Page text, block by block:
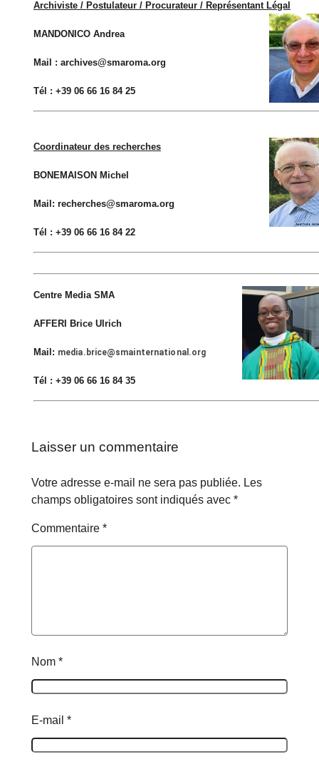
Archiviste / Postulateur / Procurateur / Représentant Légal
MANDONICO Andrea
Mail : archives@smaroma.org
Tél : +39 06 66 16 84 25
Coordinateur des recherches
BONEMAISON Michel
Mail: recherches@smaroma.org
Tél : +39 06 66 16 84 22
Centre Media SMA
AFFERI Brice Ulrich
Mail: media.brice@smainternational.org
Tél : +39 06 66 16 84 35
Laisser un commentaire
Votre adresse e-mail ne sera pas publiée. Les
champs obligatoires sont indiqués avec *
Commentaire *
Nom *
E-mail *